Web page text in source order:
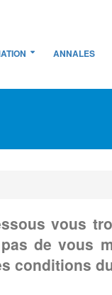
ANNALES
vous
de vous
conditions